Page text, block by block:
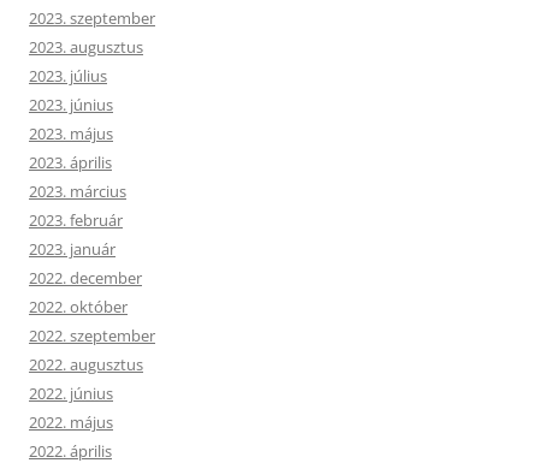
2023. szeptember
2023. augusztus
2023. július
2023. június
2023. május
2023. április
2023. március
2023. február
2023. január
2022. december
2022. október
2022. szeptember
2022. augusztus
2022. június
2022. május
2022. április